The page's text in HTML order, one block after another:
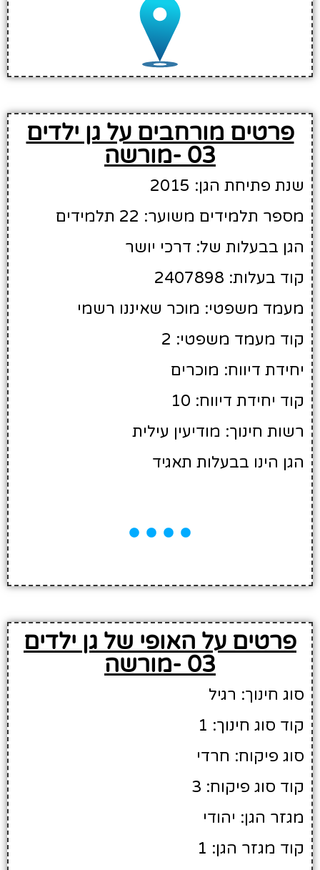
פרטים מורחבים על גן ילדים
03 -מורשה
שנת פתיחת הגן: 2015
מספר תלמידים משוער: 22 תלמידים
הגן בבעלות של: דרכי יושר
קוד בעלות: 2407898
מעמד משפטי: מוכר שאיננו רשמי
קוד מעמד משפטי: 2
יחידת דיווח: מוכרים
קוד יחידת דיווח: 10
רשות חינוך: מודיעין עילית
הגן הינו בבעלות תאגיד
פרטים על האופי של גן ילדים
03 -מורשה
סוג חינוך: רגיל
קוד סוג חינוך: 1
סוג פיקוח: חרדי
קוד סוג פיקוח: 3
מגזר הגן: יהודי
קוד מגזר הגן: 1